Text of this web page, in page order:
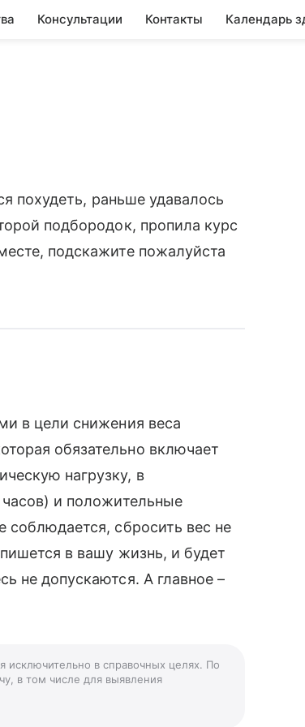
Консультации Контакты Календарь
похудеть, раньше удавалось
подбородок, пропила курс
подскажите пожалуйста
в цели снижения веса
обязательно включает
нагрузку, в
и положительные
соблюдается, сбросить вес не
в вашу жизнь, и будет
не допускаются. А главное –
исключительно в справочных целях. По
в том числе для выявления